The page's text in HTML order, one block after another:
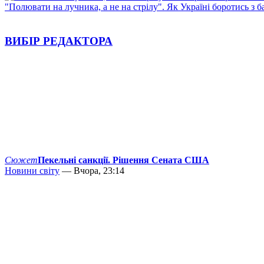
"Полювати на лучника, а не на стрілу". Як Україні боротись з
ВИБІР РЕДАКТОРА
СюжетПекельні санкції. Рішення Сената США
Новини світу — Вчора, 23:14